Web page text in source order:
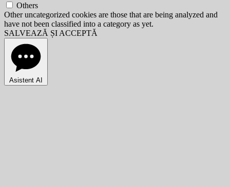
Others
Other uncategorized cookies are those that are being analyzed and
have not been classified into a category as yet.
SALVEAZĂ ȘI ACCEPTĂ
Asistent AI